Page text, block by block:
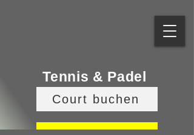
Tennis & Padel
Court buchen